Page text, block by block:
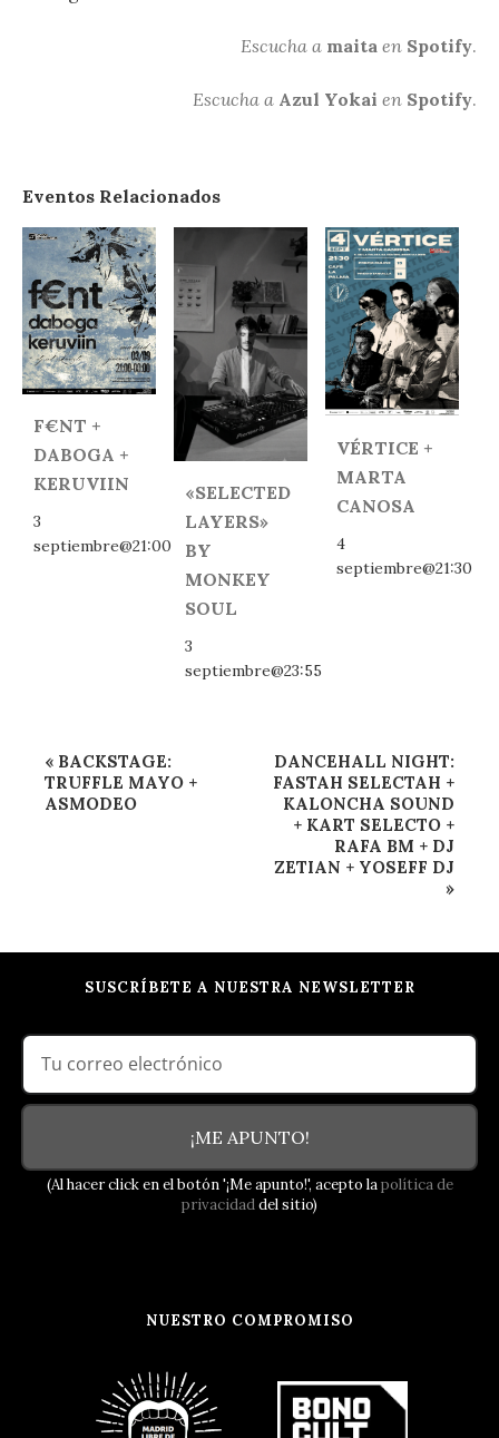
Escucha a maita en Spotify.
Escucha a Azul Yokai en Spotify.
Eventos Relacionados
F€NT +
DABOGA +
KERUVIIN
3
septiembre@21:00
«SELECTED
LAYERS»
BY
MONKEY
SOUL
3
septiembre@23:55
VÉRTICE +
MARTA
CANOSA
4
septiembre@21:30
Navegación
del
Evento
« BACKSTAGE:
TRUFFLE MAYO +
ASMODEO
DANCEHALL NIGHT:
FASTAH SELECTAH +
KALONCHA SOUND
+ KART SELECTO +
RAFA BM + DJ
ZETIAN + YOSEFF DJ
»
SUSCRÍBETE A NUESTRA NEWSLETTER
¡ME APUNTO!
(Al hacer click en el botón '¡Me apunto!', acepto lapolítica de
privacidaddel sitio)
NUESTRO COMPROMISO